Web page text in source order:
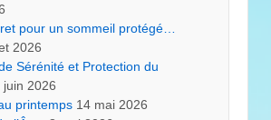
pour un sommeil protégé…
2026
Sérénité et Protection du
juin 2026
printemps 14 mai 2026